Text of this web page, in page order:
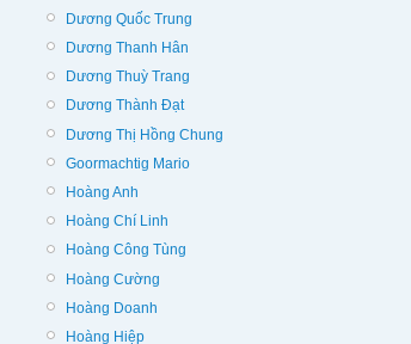
Dương Quốc Trung
Dương Thanh Hân
Dương Thuỳ Trang
Dương Thành Đạt
Dương Thị Hồng Chung
Goormachtig Mario
Hoàng Anh
Hoàng Chí Linh
Hoàng Công Tùng
Hoàng Cường
Hoàng Doanh
Hoàng Hiệp